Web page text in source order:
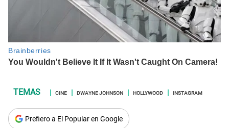
CINE DWAYNE JOHNSON HOLLYWOOD INSTAGRAM
Prefiero a El Popular en Google